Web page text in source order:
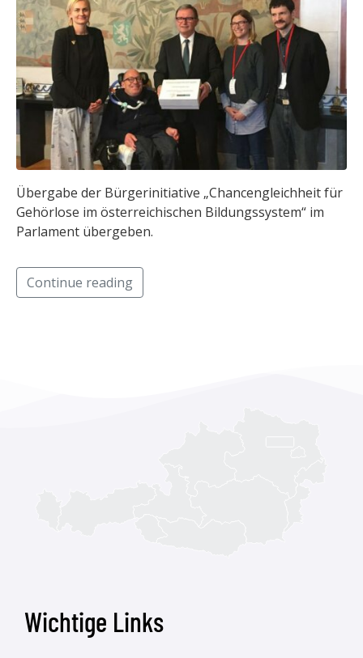
Übergabe der Bürgerinitiative „Chancengleichheit für
Gehörlose im österreichischen Bildungssystem“ im
Parlament übergeben.
Continue reading
Wichtige Links